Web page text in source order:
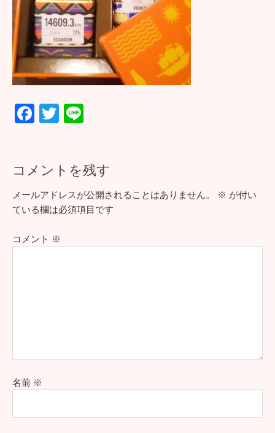
F
b
o
o
k
T
er
コメントを残す
メールアドレスが公開されることはありません。 ※ が付い
ている欄は必須項目です
コメント ※
名前 ※